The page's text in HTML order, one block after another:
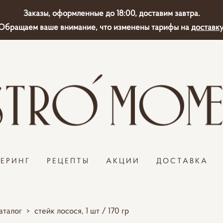
Заказы, оформленные до 18:00, доставим завтра.
ваше внимание, что изменены тарифы надоставку
РЕЦЕПТЫ АКЦИИ ДОСТАВКА
> стейк лосося, 1 шт / 170 гр